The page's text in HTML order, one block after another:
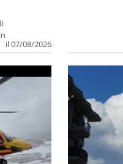
il 07/08/2026